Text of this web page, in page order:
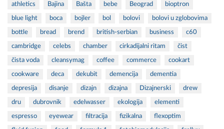
athletics Bajina Bašta bebe Beograd bioptron
blue light boca bojler bol bolovi bolovi u zglobovima
bottle bread brend british-serbian business c60
cambridge celebs chamber cirkadijalni ritam čist
čista voda cleansymag coffee commerce cookart
cookware deca dekubit demencija dementia
depresija disanje dizajn dizajna Dizajnerski drew
dru dubrovnik edelwasser ekologija elementi
espresso eyewear filtracija fizikalna flexoptim